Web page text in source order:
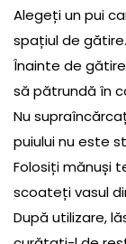
Alegeți un pui
spațiul de gătire.
Înainte de
să pătrundă în
Nu
puiului nu este
Folosiți mănuși
scoateți vasul
După utilizare,